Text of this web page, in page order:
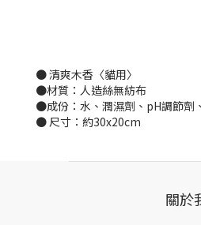
● 清爽木香〈貓用〉
●材質：人造絲無紡布
●成份：水、潤濕劑、pH調節劑
● 尺寸：約30x20cm
關於